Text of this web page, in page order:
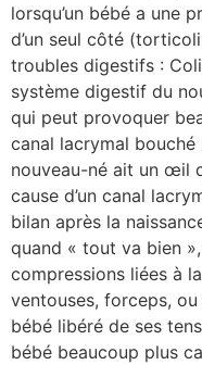
lorsqu’un bébé a une
d’un seul côté
troubles digestifs :
système digestif du
qui peut provoquer
canal lacrymal bouché
nouveau-né ait un œil
cause d’un canal
bilan après la
quand « tout va bien
compressions liées à
ventouses, forceps,
bébé libéré de ses
bébé beaucoup plus